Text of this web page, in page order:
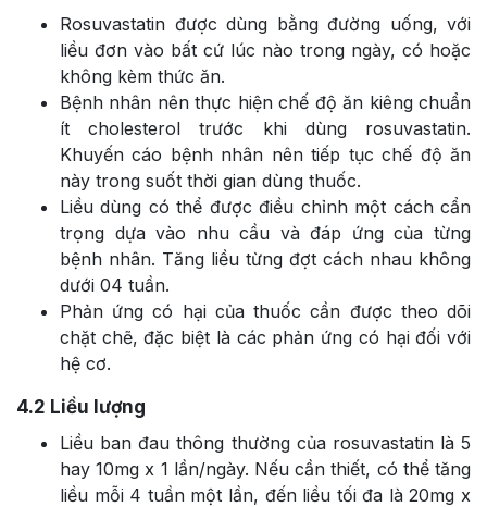
Rosuvastatin được dùng bằng đường uống, với
liều đơn vào bất cứ lúc nào trong ngày, có hoặc
không kèm thức ăn.
Bệnh nhân nên thực hiện chế độ ăn kiêng chuẩn
ít cholesterol trước khi dùng rosuvastatin.
Khuyến cáo bệnh nhân nên tiếp tục chế độ ăn
này trong suốt thời gian dùng thuốc.
Liều dùng có thể được điều chỉnh một cách cẩn
trọng dựa vào nhu cầu và đáp ứng của từng
bệnh nhân. Tăng liều từng đợt cách nhau không
dưới 04 tuần.
Phản ứng có hại của thuốc cần được theo dõi
chặt chẽ, đặc biệt là các phản ứng có hại đối với
hệ cơ.
4.2 Liều lượng
Liều ban đau thông thường của rosuvastatin là 5
hay 10mg x 1 lần/ngày. Nếu cần thiết, có thể tăng
liều mỗi 4 tuần một lần, đến liều tối đa là 20mg x